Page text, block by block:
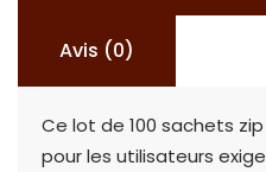
Avis (0)
Ce lot de 100 sachets
pour les utilisateurs